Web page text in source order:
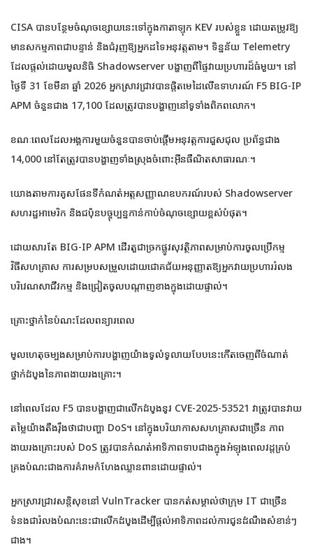
CISA បានបន្ថែមចំណុចខ្សោយនេះទៅក្នុងកាតាឡុក KEV របស់ខ្លួន ដោយតម្រូវឱ្យ
មានសកម្មភាពជាបន្ទាន់ និងជំរុញឱ្យអ្នកដទៃអនុវត្តតាម។ ទិន្នន័យ Telemetry
ដែលផ្តល់ដោយមូលនិធិ Shadowserver បង្ហាញពីផ្ទៃវាយប្រហារដ៏ធំមួយ។ នៅ
ថ្ងៃទី 31 ខែមីនា ឆ្នាំ 2026 អ្នកស្រាវជ្រាវបានផ្តិតមេដៃលើឧទាហរណ៍ F5 BIG-IP
APM ចំនួនជាង 17,100 ដែលត្រូវបានបង្ហាញនៅទូទាំងពិភពលោក។
ខណៈពេលដែលអង្គការមួយចំនួនបានចាប់ផ្តើមអនុវត្តការជួសជុល ប្រព័ន្ធជាង
14,000 នៅតែត្រូវបានបង្ហាញទាំងស្រុងចំពោះអ៊ីនធឺណិតសាធារណៈ។
យោងតាមការគូសផែនទីកំណត់អត្តសញ្ញាណឧបករណ៍របស់ Shadowserver
សហរដ្ឋអាមេរិក និងជប៉ុនបច្ចុប្បន្នកាន់កាប់ចំណុចខ្សោយខ្ពស់បំផុត។
ដោយសារតែ BIG-IP APM ដើរតួជាច្រកផ្លូវសុវត្ថិភាពសម្រាប់ការចូលប្រើកម្ម
វិធីសហគ្រាស ការសម្របសម្រួលដោយជោគជ័យអនុញ្ញាតឱ្យអ្នកវាយប្រហាររំលង
បរិវេណសាជីវកម្ម និងជ្រៀតចូលបណ្តាញខាងក្នុងដោយផ្ទាល់។
គ្រោះថ្នាក់នៃបំណះដែលពន្យារពេល
មូលហេតុចម្បងសម្រាប់ការបង្ហាញយ៉ាងទូលំទូលាយបែបនេះកើតចេញពីចំណាត់
ថ្នាក់ដំបូងនៃភាពងាយរងគ្រោះ។
នៅពេលដែល F5 បានបង្ហាញជាលើកដំបូងនូវ CVE-2025-53521 វាត្រូវបានវាយ
តម្លៃយ៉ាងតឹងរ៉ឹងថាជាបញ្ហា DoS។ នៅក្នុងបរិយាកាសសហគ្រាសជាច្រើន ភាព
ងាយរងគ្រោះរបស់ DoS ត្រូវបានកំណត់អាទិភាពទាបជាងក្នុងអំឡុងពេលវដ្តគ្រប់
គ្រងបំណះជាងការគំរាមកំហែងឈ្លានពានដោយផ្ទាល់។
អ្នកស្រាវជ្រាវសន្តិសុខនៅ VulnTracker បានកត់សម្គាល់ថាក្រុម IT ជាច្រើន
ទំនងជារំលងបំណះនេះជាលើកដំបូងដើម្បីផ្តល់អាទិភាពដល់ការជូនដំណឹងសំខាន់ៗ
ជាង។